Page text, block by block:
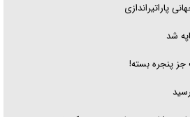
پاراتیراندازی
شد
پنجره بسته!